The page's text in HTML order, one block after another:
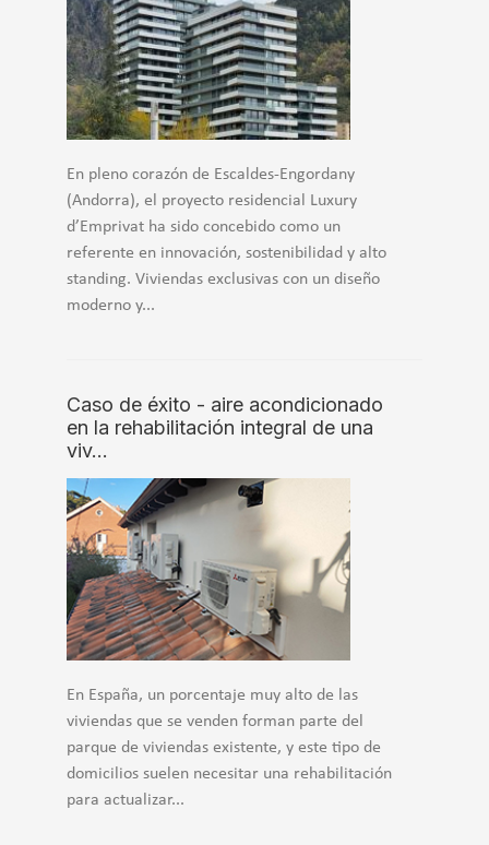
En pleno corazón de Escaldes-Engordany
(Andorra), el proyecto residencial Luxury
d’Emprivat ha sido concebido como un
referente en innovación, sostenibilidad y alto
standing. Viviendas exclusivas con un diseño
moderno y...
Caso de éxito - aire acondicionado
en la rehabilitación integral de una
viv…
En España, un porcentaje muy alto de las
viviendas que se venden forman parte del
parque de viviendas existente, y este tipo de
domicilios suelen necesitar una rehabilitación
para actualizar...